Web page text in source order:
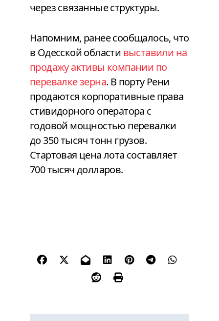
через связанные структуры.
Напомним, ранее сообщалось, что
в Одесской области выставили на
продажу активы компании по
перевалке зерна. В порту Рени
продаются корпоративные права
стивидорного оператора с
годовой мощностью перевалки
до 350 тысяч тонн грузов.
Стартовая цена лота составляет
700 тысяч долларов.